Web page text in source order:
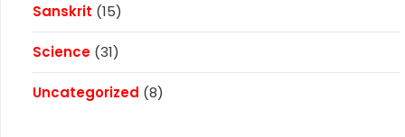
Sanskrit (15)
Science (31)
Uncategorized (8)